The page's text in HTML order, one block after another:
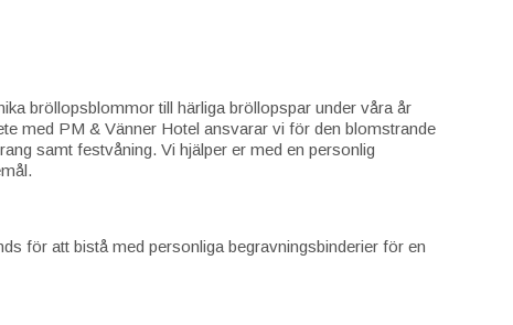
bröllopsblommor till härliga bröllopspar under våra år
med PM & Vänner Hotel ansvarar vi för den blomstrande
samt festvåning. Vi hjälper er med en personlig
för att bistå med personliga begravningsbinderier för en